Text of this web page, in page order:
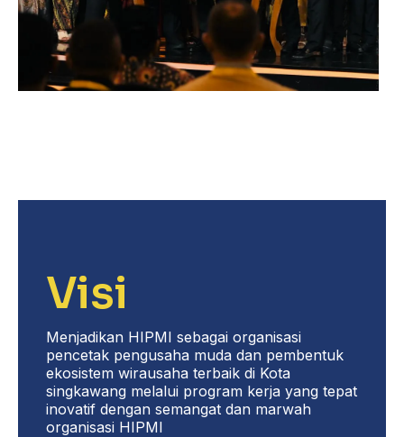
Visi
Menjadikan HIPMI sebagai organisasi
pencetak pengusaha muda dan pembentuk
ekosistem wirausaha terbaik di Kota
singkawang melalui program kerja yang tepat
inovatif dengan semangat dan marwah
organisasi HIPMI